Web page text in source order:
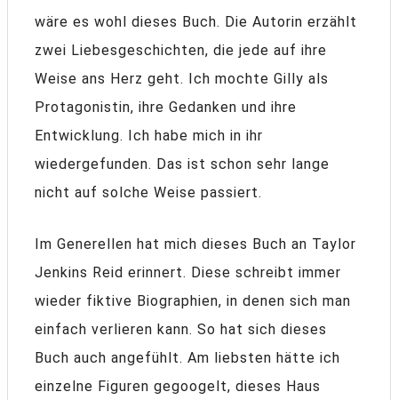
wäre es wohl dieses Buch. Die Autorin erzählt
zwei Liebesgeschichten, die jede auf ihre
Weise ans Herz geht. Ich mochte Gilly als
Protagonistin, ihre Gedanken und ihre
Entwicklung. Ich habe mich in ihr
wiedergefunden. Das ist schon sehr lange
nicht auf solche Weise passiert.
Im Generellen hat mich dieses Buch an Taylor
Jenkins Reid erinnert. Diese schreibt immer
wieder fiktive Biographien, in denen sich man
einfach verlieren kann. So hat sich dieses
Buch auch angefühlt. Am liebsten hätte ich
einzelne Figuren gegoogelt, dieses Haus